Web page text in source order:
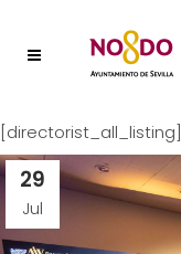
[directorist_all_listing]
29
Jul